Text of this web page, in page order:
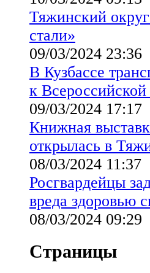
Тяжинский
стали»
09/03/2024 23:36
В Кузбассе
к
09/03/2024 17:17
Книжная
открылась в
08/03/2024 11:37
Росгвардейцы
вреда здоровью
08/03/2024 09:29
Страницы